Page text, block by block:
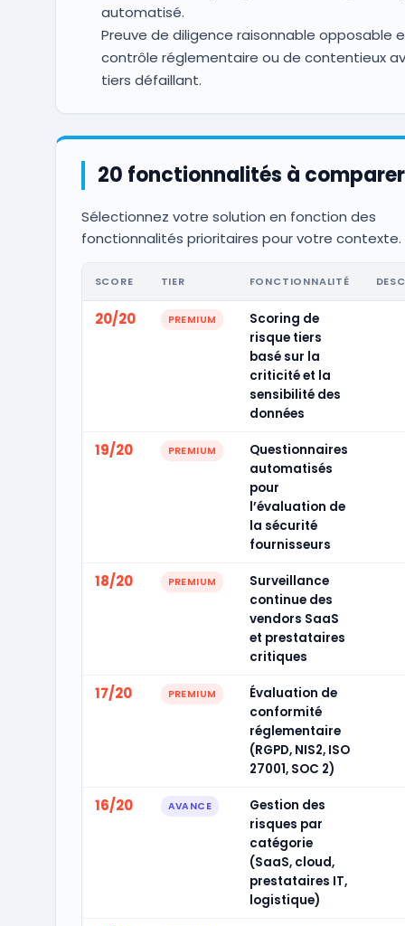
automatisé.
Preuve de diligence raisonnable opposable
contrôle réglementaire ou de contentieux
tiers défaillant.
20 fonctionnalités à comparer
Sélectionnez votre solution en fonction des
fonctionnalités prioritaires pour votre contexte.
SCORE TIER FONCTIONNALITÉ
20/20 PREMIUM
Scoring de
risque tiers
basé sur la
criticité et la
sensibilité des
données
19/20 PREMIUM
Questionnaires
automatisés
pour
l’évaluation de
la sécurité
fournisseurs
18/20 PREMIUM
Surveillance
continue des
vendors SaaS
et prestataires
critiques
17/20 PREMIUM
Évaluation de
conformité
réglementaire
(RGPD, NIS2, ISO
27001, SOC 2)
16/20 AVANCE
Gestion des
risques par
catégorie
(SaaS, cloud,
prestataires IT,
logistique)